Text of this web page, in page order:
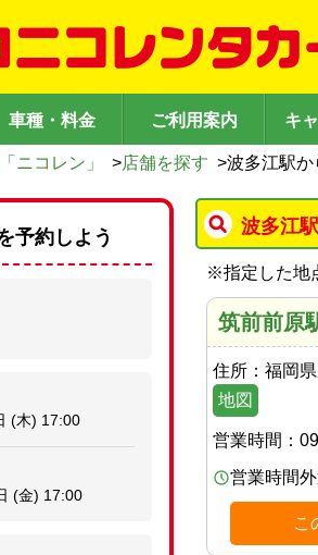
車種・料金 ご利用案内 キ
ニコレン」 >店舗を探す >波多江駅か
波多江
※指定した地
筑前前原
住所： 福岡
地図
営業時間：
営業時間
こ
予約しよう
(木) 17:00
(金) 17:00